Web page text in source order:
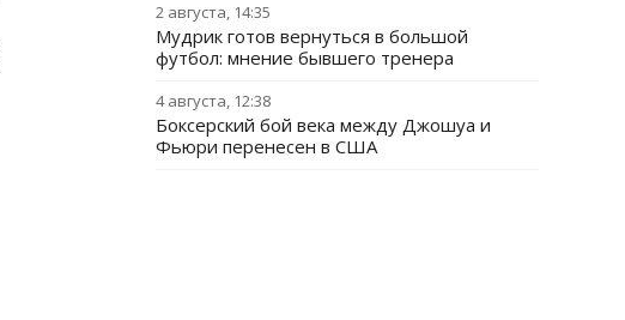
2 августа, 14:35
Мудрик готов вернуться в большой
футбол: мнение бывшего тренера
4 августа, 12:38
Боксерский бой века между Джошуа и
Фьюри перенесен в США